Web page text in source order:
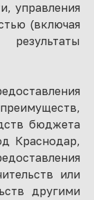
управления
(включая
бюджета
Краснодар,
или
другими